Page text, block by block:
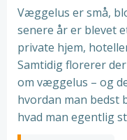
Væggelus er små,
senere år er blevet
private hjem,
Samtidig florerer
om væggelus – og
hvordan man bedst
hvad man egentlig